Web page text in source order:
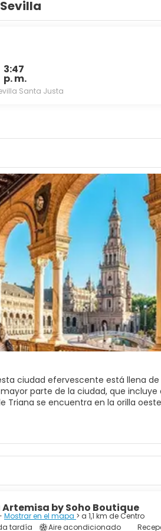
3:47
p. m.
Santa Justa
ciudad efervescente está llena
parte de la ciudad, que
Triana se encuentra en la orilla
reclamar Sevilla como suya.
el techo abovedado, y la riqueza
almohade. Desde la cima, hay
de oro, vela la ciudad como
de hipnotizarnos, y si sabes
by Soho Boutique
Mostrar en el mapa > a 1,1 km de Centro
tardía
Aire acondicionado